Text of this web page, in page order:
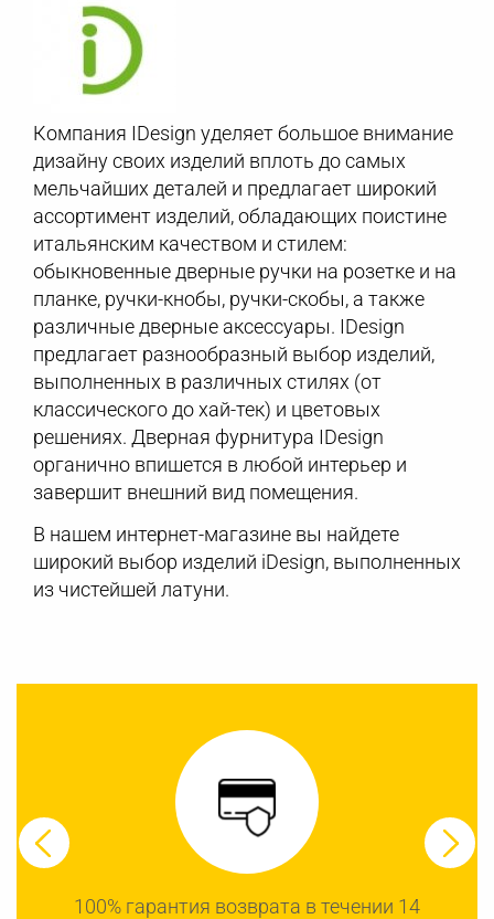
Компания IDesign уделяет большое внимание
дизайну своих изделий вплоть до самых
мельчайших деталей и предлагает широкий
ассортимент изделий, обладающих поистине
итальянским качеством и стилем:
обыкновенные дверные ручки на розетке и на
планке, ручки-кнобы, ручки-скобы, а также
различные дверные аксессуары. IDesign
предлагает разнообразный выбор изделий,
выполненных в различных стилях (от
классического до хай-тек) и цветовых
решениях. Дверная фурнитура IDesign
органично впишется в любой интерьер и
завершит внешний вид помещения.
В нашем интернет-магазине вы найдете
широкий выбор изделий iDesign, выполненных
из чистейшей латуни.
100% гарантия возврата в течении 14